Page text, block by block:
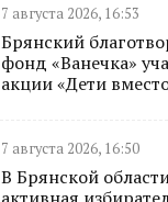
7 августа 2026, 16:53
Брянский
фонд «Ванечка»
акции «Дети
7 августа 2026, 16:50
В Брянской